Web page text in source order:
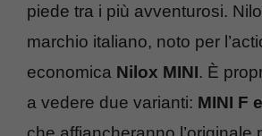
piede tra i più avventurosi.
marchio italiano, noto per
economica Nilox MINI. È
a vedere due varianti: MINI F